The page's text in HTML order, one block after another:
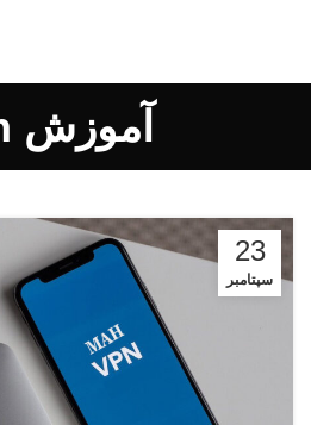
آموزش vpn
23
سپتامبر